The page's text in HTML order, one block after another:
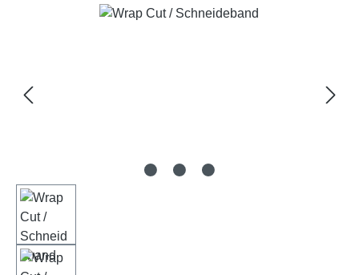
Bildergalerie überspringen